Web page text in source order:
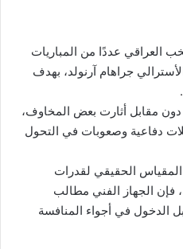
العراقي عددًا من المباريات
جراهام آرنولد، بهدف
دون مقابل أثارت بعض المخاوف،
دفاعية وصعوبات في التحول
المقياس الحقيقي لقدرات
فإن الجهاز الفني مطالب
الدخول في أجواء المنافسة